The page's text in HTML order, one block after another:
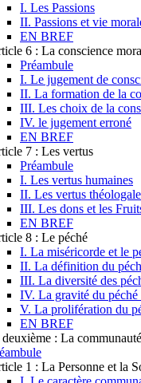
I. Les Passions
II. Passions et vie
EN BREF
6 : La conscience
Préambule
I. Le jugement de
II. La formation de la
III. Les choix de la
IV. le jugement erroné
EN BREF
7 : Les vertus
Préambule
I. Les vertus humaines
II. Les vertus
III. Les dons et les
EN BREF
8 : Le péché
I. La miséricorde et le
II. La définition du
III. La diversité des
IV. La gravité du
V. La prolifération du
EN BREF
: La
1 : La Personne et la